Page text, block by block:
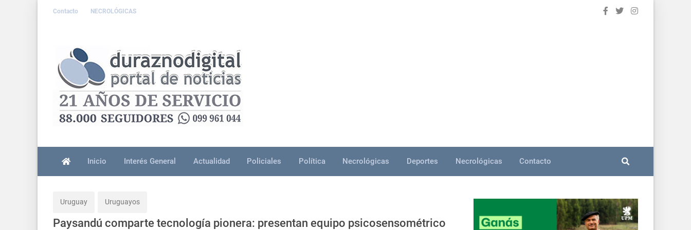
Contacto NECROLÓGICAS
Inicio Interés General Actualidad Policiales Política Necrológicas Deportes Necrológicas Contacto
Uruguay Uruguayos
Paysandú comparte tecnología pionera: presentan equipo psicosensométrico